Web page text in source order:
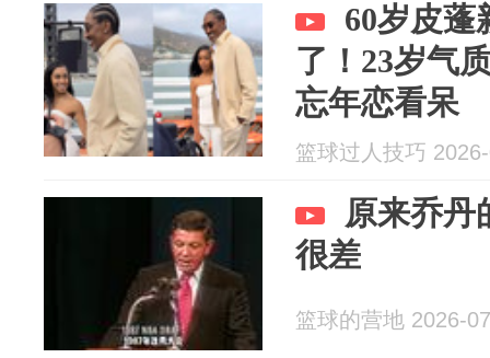
60岁皮蓬
了！23岁气
忘年恋看呆
篮球过人技巧
原来乔丹
很差
篮球的营地 2026-